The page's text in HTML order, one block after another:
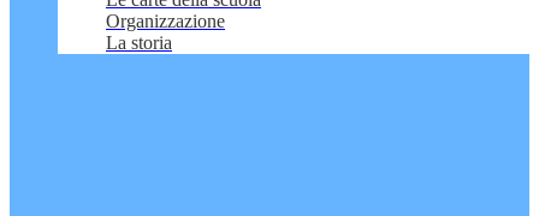
Organizzazione
La storia